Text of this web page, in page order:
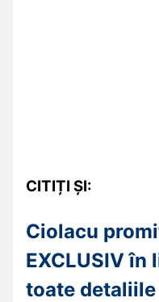
CITIȚI ȘI:
Ciolacu
EXCLUSIV în
toate detaliile